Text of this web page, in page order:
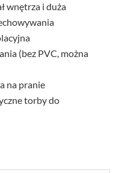
wnętrza i duża
(bez PVC, można
na pranie
torby do